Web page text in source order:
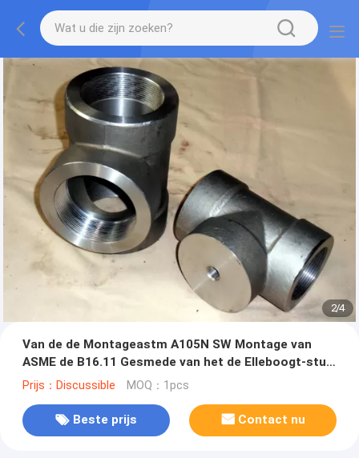
2/4
Van de de Montageastm A105N SW Montage van
ASME de B16.11 Gesmede van het de Elleboogt-stuk
Koppeling 3000lbs
Prijs：Discussible MOQ：1pcs
Beste prijs Contact nu